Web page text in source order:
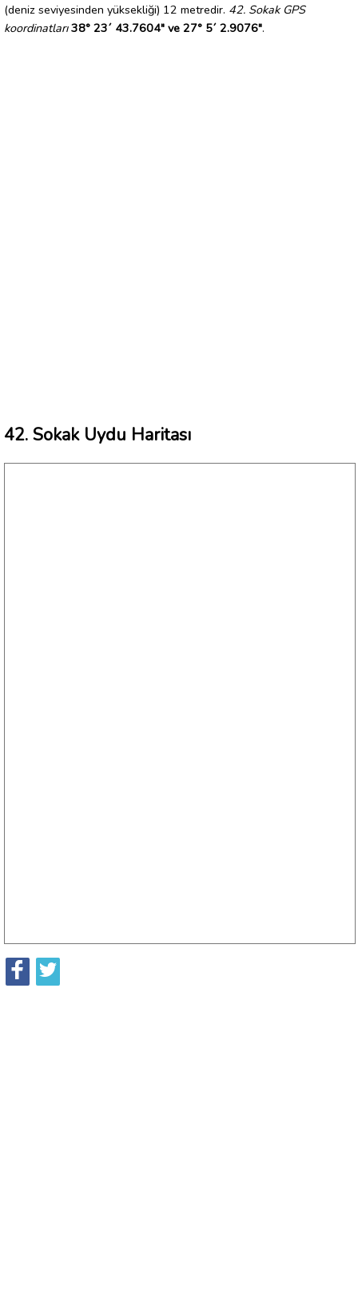
(deniz seviyesinden yüksekliği) 12 metredir. 42. Sokak GPS
koordinatları 38° 23´ 43.7604" ve 27° 5´ 2.9076".
42. Sokak Uydu Haritası